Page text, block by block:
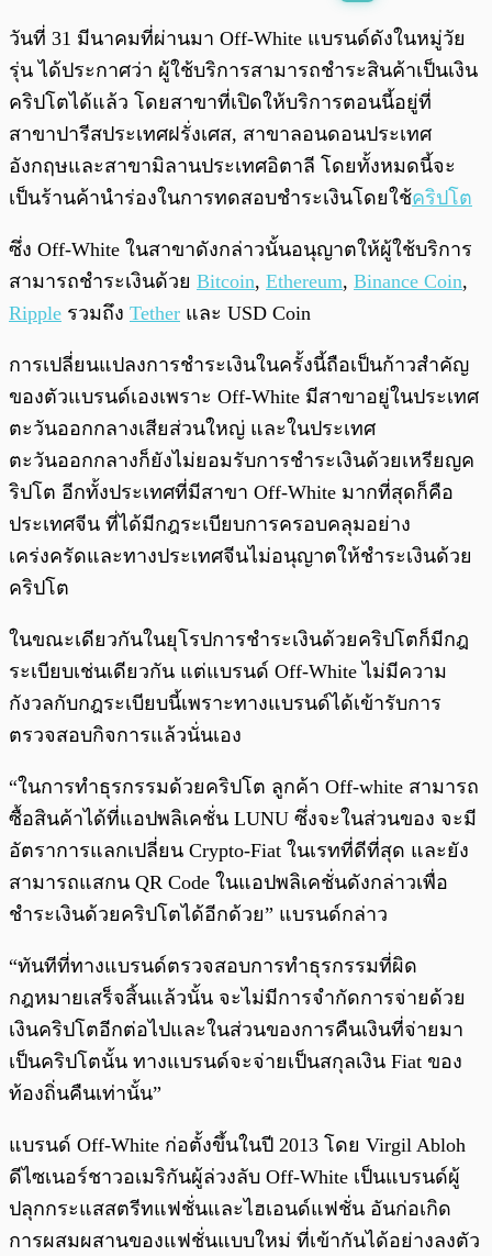
พร้อมเล่น 0:00/ 0:00
วันที่ 31 มีนาคมที่ผ่านมา Off-White แบรนด์ดังในหมู่วัย
รุ่น ได้ประกาศว่า ผู้ใช้บริการสามารถชำระสินค้าเป็นเงิน
คริปโตได้แล้ว โดยสาขาที่เปิดให้บริการตอนนี้อยู่ที่
สาขาปารีสประเทศฝรั่งเศส, สาขาลอนดอนประเทศ
อังกฤษและสาขามิลานประเทศอิตาลี โดยทั้งหมดนี้จะ
เป็นร้านค้านำร่องในการทดสอบชำระเงินโดยใช้คริปโต
ซึ่ง Off-White ในสาขาดังกล่าวนั้นอนุญาตให้ผู้ใช้บริการ
สามารถชำระเงินด้วย Bitcoin, Ethereum, Binance Coin,
Ripple รวมถึง Tether และ USD Coin
การเปลี่ยนแปลงการชำระเงินในครั้งนี้ถือเป็นก้าวสำคัญ
ของตัวแบรนด์เองเพราะ Off-White มีสาขาอยู่ในประเทศ
ตะวันออกกลางเสียส่วนใหญ่ และในประเทศ
ตะวันออกกลางก็ยังไม่ยอมรับการชำระเงินด้วยเหรียญค
ริปโต อีกทั้งประเทศที่มีสาขา Off-White มากที่สุดก็คือ
ประเทศจีน ที่ได้มีกฎระเบียบการครอบคลุมอย่าง
เคร่งครัดและทางประเทศจีนไม่อนุญาตให้ชำระเงินด้วย
คริปโต
ในขณะเดียวกันในยุโรปการชำระเงินด้วยคริปโตก็มีกฎ
ระเบียบเช่นเดียวกัน แต่แบรนด์ Off-White ไม่มีความ
กังวลกับกฎระเบียบนี้เพราะทางแบรนด์ได้เข้ารับการ
ตรวจสอบกิจการแล้วนั่นเอง
“ในการทำธุรกรรมด้วยคริปโต ลูกค้า Off-white สามารถ
ซื้อสินค้าได้ที่แอปพลิเคชั่น LUNU ซึ่งจะในส่วนของ จะมี
อัตราการแลกเปลี่ยน Crypto-Fiat ในเรทที่ดีที่สุด และยัง
สามารถแสกน QR Code ในแอปพลิเคชั่นดังกล่าวเพื่อ
ชำระเงินด้วยคริปโตได้อีกด้วย” แบรนด์กล่าว
“ทันทีที่ทางแบรนด์ตรวจสอบการทำธุรกรรมที่ผิด
กฎหมายเสร็จสิ้นแล้วนั้น จะไม่มีการจำกัดการจ่ายด้วย
เงินคริปโตอีกต่อไปและในส่วนของการคืนเงินที่จ่ายมา
เป็นคริปโตนั้น ทางแบรนด์จะจ่ายเป็นสกุลเงิน Fiat ของ
ท้องถิ่นคืนเท่านั้น”
แบรนด์ Off-White ก่อตั้งขึ้นในปี 2013 โดย Virgil Abloh
ดีไซเนอร์ชาวอเมริกันผู้ล่วงลับ Off-White เป็นแบรนด์ผู้
ปลุกกระแสสตรีทแฟชั่นและไฮเอนด์แฟชั่น อันก่อเกิด
การผสมผสานของแฟชั่นแบบใหม่ ที่เข้ากันได้อย่างลงตัว